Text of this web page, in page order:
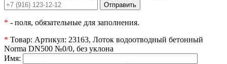
Отправить
* - поля, обязательные для заполнения.
* Товар: Артикул: 23163, Лоток водоотводный бетонный
Norma DN500 №0/0, без уклона
Имя: